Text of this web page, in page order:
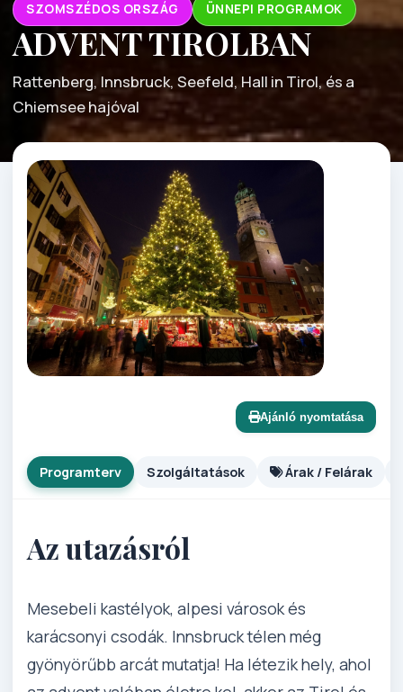
SZOMSZÉDOS ORSZÁG ÜNNEPI PROGRAMOK
ADVENT TIROLBAN
Rattenberg, Innsbruck, Seefeld, Hall in Tirol, és a
Chiemsee hajóval
Ajánló nyomtatása
Programterv Szolgáltatások Árak / Felárak
Az utazásról
Mesebeli kastélyok, alpesi városok és
karácsonyi csodák. Innsbruck télen még
gyönyörűbb arcát mutatja! Ha létezik hely, ahol